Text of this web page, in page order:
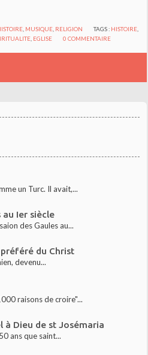
un Turc. Il avait,...
au Ier siècle
des Gaules au...
du Christ
devenu...
raisons de croire"...
à Dieu de st Josémaria
ans que saint...
, MUSIQUE, RELIGION TAGS : HISTOIRE
EGLISE 0 COMMENTAIRE